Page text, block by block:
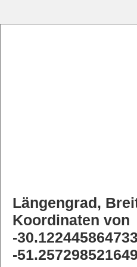
Längengrad,
Koordinaten von
-
-